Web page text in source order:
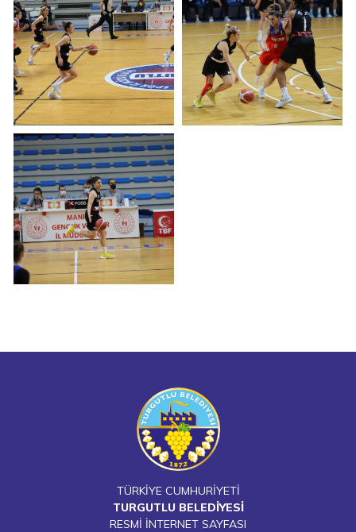
TÜRKİYE CUMHURİYETİ
TURGUTLU BELEDİYESİ
RESMİ İNTERNET SAYFASI